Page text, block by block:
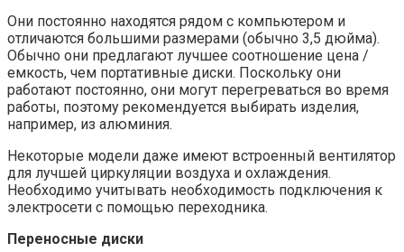
Они постоянно находятся рядом с компьютером и
отличаются большими размерами (обычно 3,5 дюйма).
Обычно они предлагают лучшее соотношение цена /
емкость, чем портативные диски. Поскольку они
работают постоянно, они могут перегреваться во время
работы, поэтому рекомендуется выбирать изделия,
например, из алюминия.
Некоторые модели даже имеют встроенный вентилятор
для лучшей циркуляции воздуха и охлаждения.
Необходимо учитывать необходимость подключения к
электросети с помощью переходника.
Переносные диски